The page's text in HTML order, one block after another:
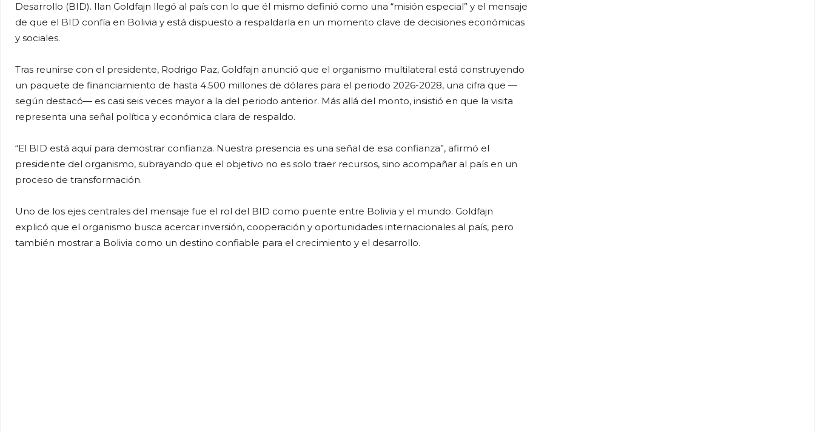
Desarrollo (BID). Ilan Goldfajn llegó al país con lo que él mismo definió como una “misión especial” y el mensaje
de que el BID confía en Bolivia y está dispuesto a respaldarla en un momento clave de decisiones económicas
y sociales.
Tras reunirse con el presidente, Rodrigo Paz, Goldfajn anunció que el organismo multilateral está construyendo
un paquete de financiamiento de hasta 4.500 millones de dólares para el periodo 2026-2028, una cifra que —
según destacó— es casi seis veces mayor a la del periodo anterior. Más allá del monto, insistió en que la visita
representa una señal política y económica clara de respaldo.
“El BID está aquí para demostrar confianza. Nuestra presencia es una señal de esa confianza”, afirmó el
presidente del organismo, subrayando que el objetivo no es solo traer recursos, sino acompañar al país en un
proceso de transformación.
Uno de los ejes centrales del mensaje fue el rol del BID como puente entre Bolivia y el mundo. Goldfajn
explicó que el organismo busca acercar inversión, cooperación y oportunidades internacionales al país, pero
también mostrar a Bolivia como un destino confiable para el crecimiento y el desarrollo.